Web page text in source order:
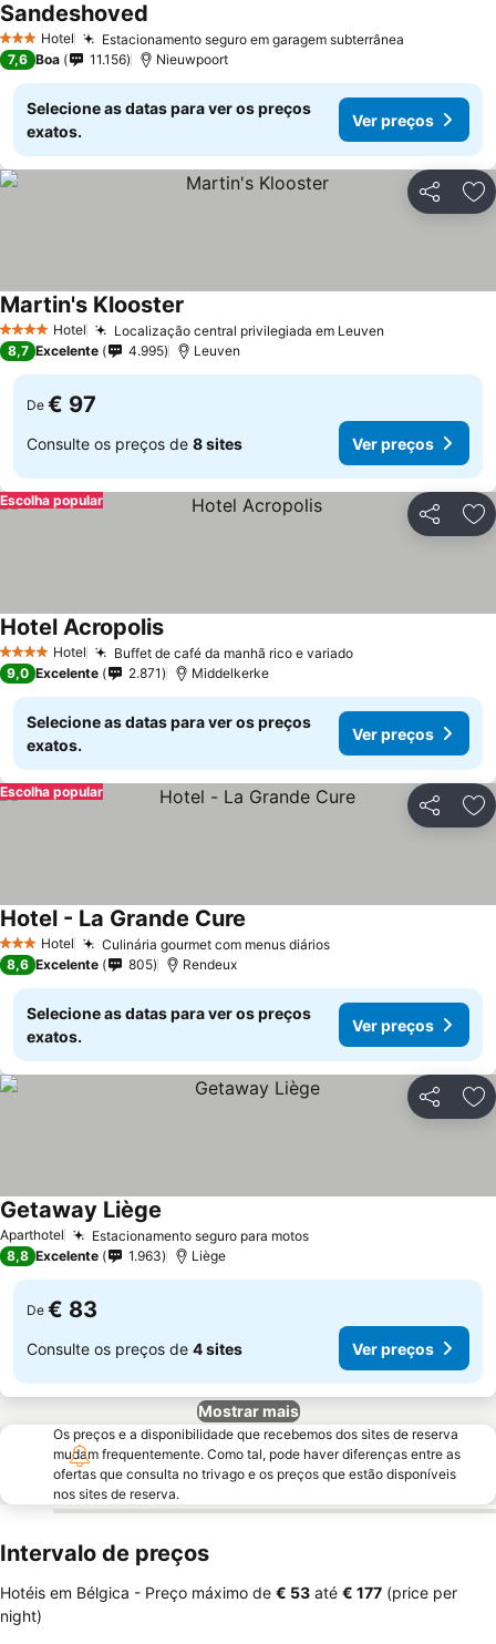
3 EstrelasHotel Estacionamento seguro em garagem subterrânea
Sandeshoved
7,6 Boa 11.156 Nieuwpoort
Selecione as datas para ver os preços
exatos.
Ver preços
Partilhar
4 EstrelasHotel Localização central privilegiada em Leuven
Martin's Klooster
8,7 Excelente 4.995 Leuven
De € 97
Consulte os preços de 8 sites Ver preços
Partilhar
Escolha popular
4 EstrelasHotel Buffet de café da manhã rico e variado
Hotel Acropolis
9,0 Excelente 2.871 Middelkerke
Selecione as datas para ver os preços
exatos.
Ver preços
Partilhar
Escolha popular
3 EstrelasHotel Culinária gourmet com menus diários
Hotel - La Grande Cure
8,6 Excelente 805 Rendeux
Selecione as datas para ver os preços
exatos.
Ver preços
Partilhar
Aparthotel Estacionamento seguro para motos
Getaway Liège
8,8 Excelente 1.963 Liège
De € 83
Consulte os preços de 4 sites Ver preços
Mostrar mais
Os preços e a disponibilidade que recebemos dos sites de reserva
mudam frequentemente. Como tal, pode haver diferenças entre as
ofertas que consulta no trivago e os preços que estão disponíveis
nos sites de reserva.
Intervalo de preços
Hotéis em Bélgica - Preço máximo de ‎€ 53 até ‎€ 177 (price per
night)